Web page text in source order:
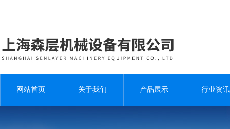
网站首页 关于我们 产品展示 行业资讯